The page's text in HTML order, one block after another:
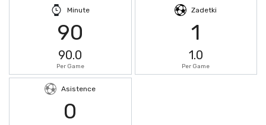
Minute
90
90.0
Per Game
Zadetki
1
1.0
Per Game
Asistence
0